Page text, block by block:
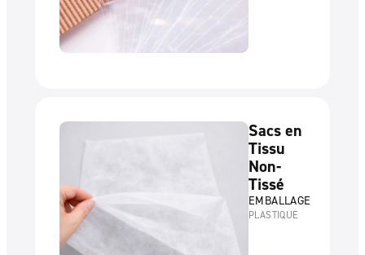
Sacs en
Tissu
Non-
Tissé
EMBALLAGE
PLASTIQUE